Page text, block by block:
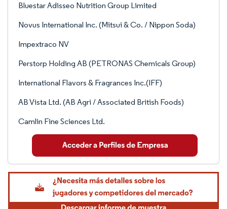
Bluestar Adisseo Nutrition Group Limited
Novus International Inc. (Mitsui & Co. / Nippon Soda)
Impextraco NV
Perstorp Holding AB (PETRONAS Chemicals Group)
International Flavors & Fragrances Inc.(IFF)
AB Vista Ltd. (AB Agri / Associated British Foods)
Camlin Fine Sciences Ltd.